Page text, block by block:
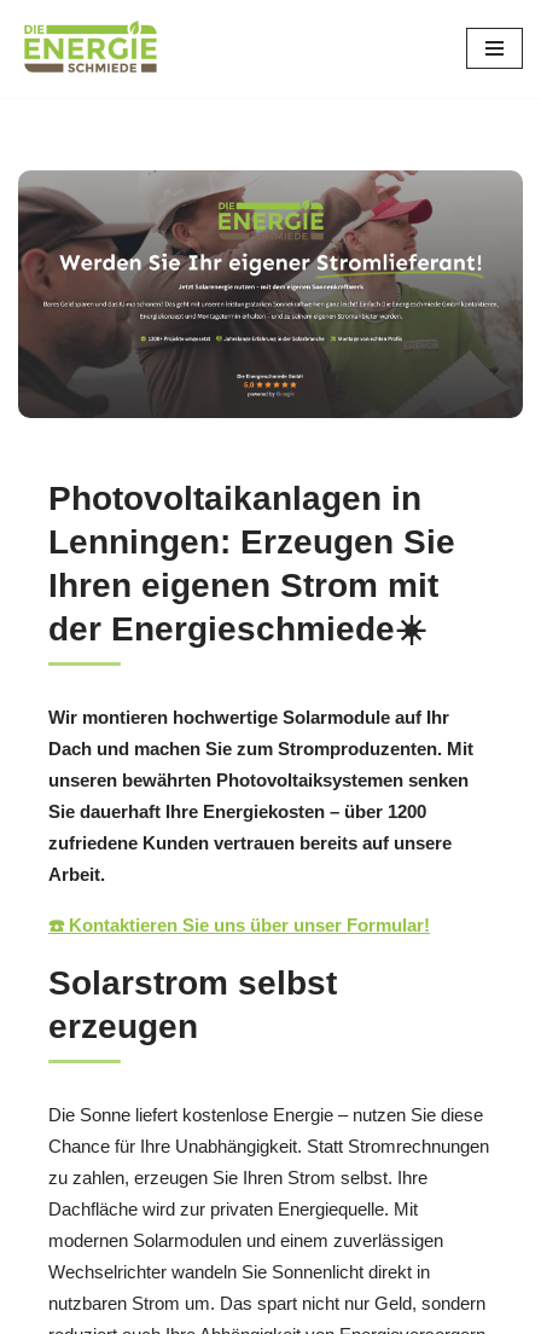
Zum
Photovoltaikanlagen in
Lenningen: Erzeugen Sie
Ihren eigenen Strom mit
der Energieschmiede☀️
Wir montieren hochwertige Solarmodule auf Ihr
Dach und machen Sie zum Stromproduzenten. Mit
unseren bewährten Photovoltaiksystemen senken
Sie dauerhaft Ihre Energiekosten – über 1200
zufriedene Kunden vertrauen bereits auf unsere
Arbeit.
☎️ Kontaktieren Sie uns über unser Formular!
Solarstrom selbst
erzeugen
Die Sonne liefert kostenlose Energie – nutzen Sie diese
Chance für Ihre Unabhängigkeit. Statt Stromrechnungen
zu zahlen, erzeugen Sie Ihren Strom selbst. Ihre
Dachfläche wird zur privaten Energiequelle. Mit
modernen Solarmodulen und einem zuverlässigen
Wechselrichter wandeln Sie Sonnenlicht direkt in
nutzbaren Strom um. Das spart nicht nur Geld, sondern